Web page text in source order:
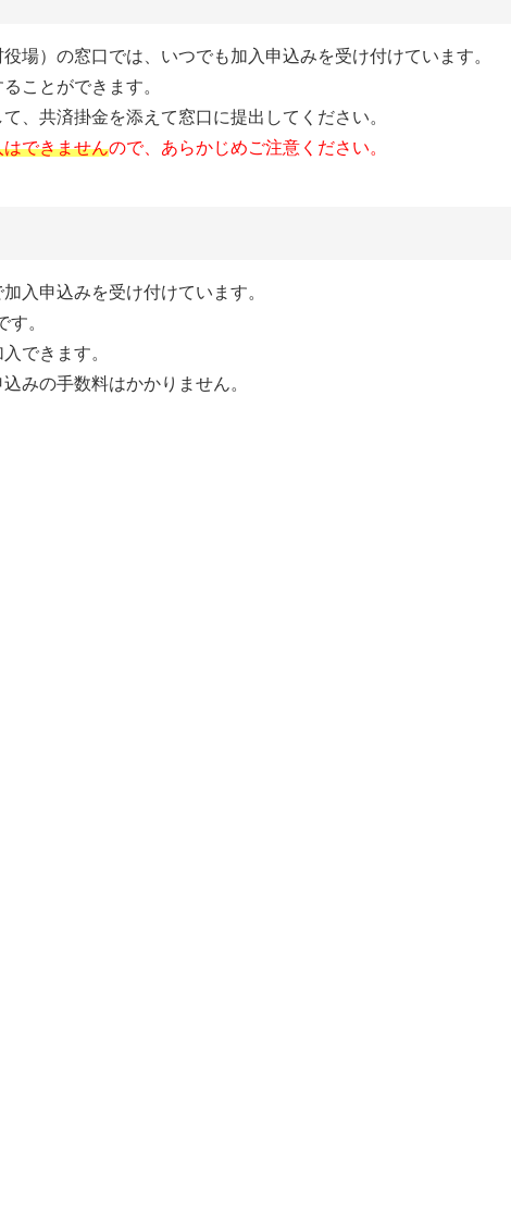
場）の窓口では、いつでも加入申込みを受け付けています。
ことができます。
、共済掛金を添えて窓口に提出してください。
はできませんので、あらかじめご注意ください。
入申込みを受け付けています。
す。
できます。
みの手数料はかかりません。